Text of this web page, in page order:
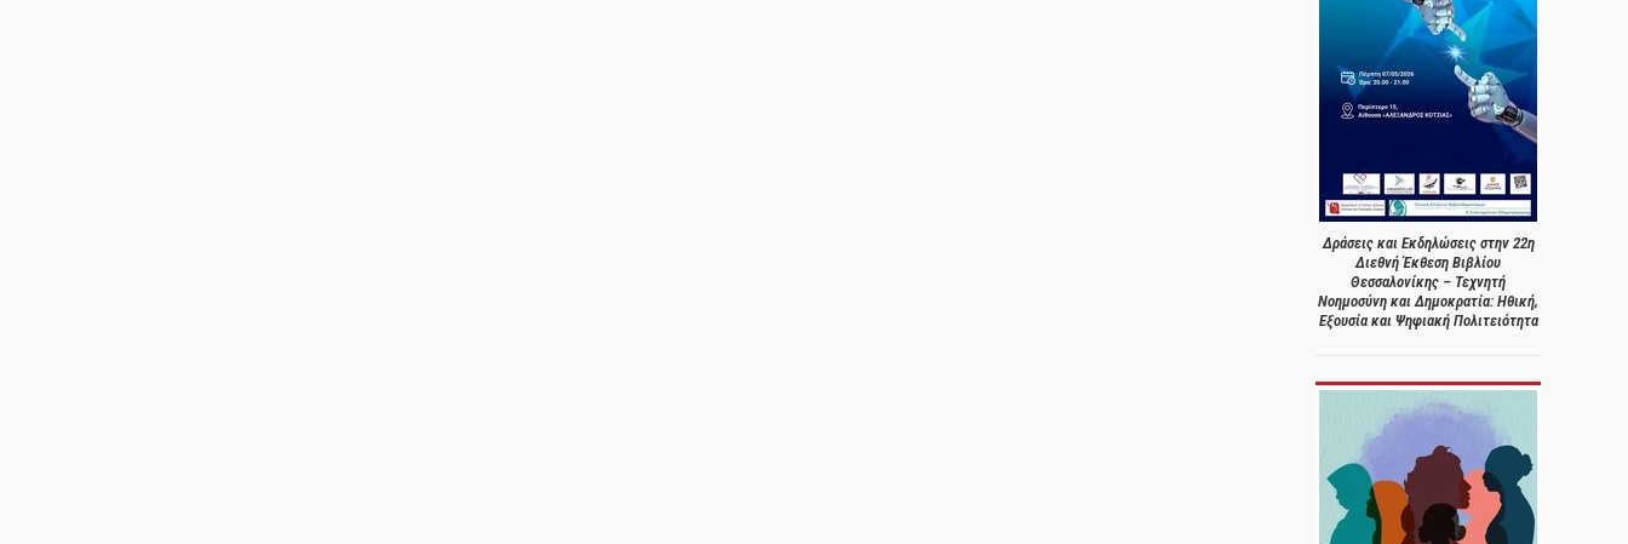
Δράσεις και Εκδηλώσεις στην 22η
Διεθνή Έκθεση Βιβλίου
Θεσσαλονίκης – Τεχνητή
Νοημοσύνη και Δημοκρατία: Ηθική,
Εξουσία και Ψηφιακή Πολιτειότητα